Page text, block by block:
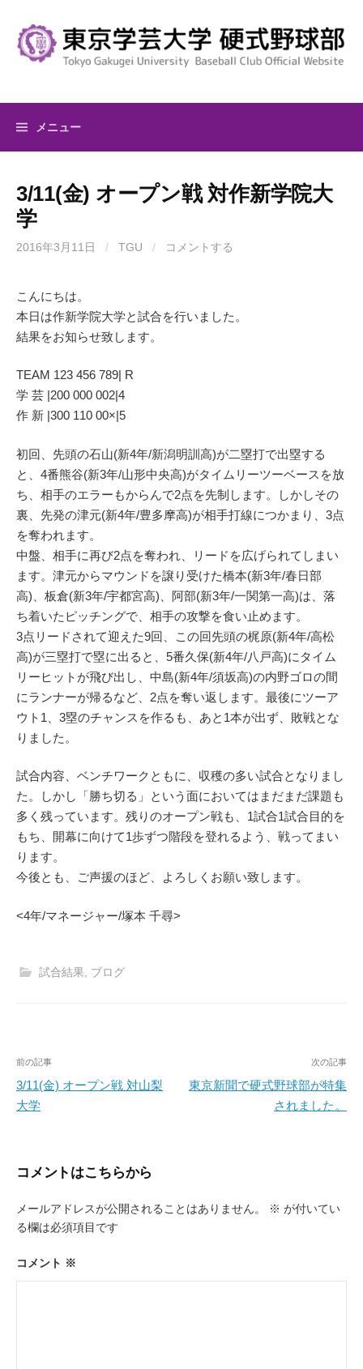
キ
メニュー
3/11(金) オープン戦 対作新学院大
学
2016年3月11日 / TGU / コメントする
こんにちは。
本日は作新学院大学と試合を行いました。
結果をお知らせ致します。
TEAM 123 456 789| R
学 芸 |200 000 002|4
作 新 |300 110 00×|5
初回、先頭の石山(新4年/新潟明訓高)が二塁打で出塁する
と、4番熊谷(新3年/山形中央高)がタイムリーツーベースを放
ち、相手のエラーもからんで2点を先制します。しかしその
裏、先発の津元(新4年/豊多摩高)が相手打線につかまり、3点
を奪われます。
中盤、相手に再び2点を奪われ、リードを広げられてしまい
ます。津元からマウンドを譲り受けた橋本(新3年/春日部
高)、板倉(新3年/宇都宮高)、阿部(新3年/一関第一高)は、落
ち着いたピッチングで、相手の攻撃を食い止めます。
3点リードされて迎えた9回、この回先頭の梶原(新4年/高松
高)が三塁打で塁に出ると、5番久保(新4年/八戸高)にタイム
リーヒットが飛び出し、中島(新4年/須坂高)の内野ゴロの間
にランナーが帰るなど、2点を奪い返します。最後にツーア
ウト1、3塁のチャンスを作るも、あと1本が出ず、敗戦とな
りました。
試合内容、ベンチワークともに、収穫の多い試合となりまし
た。しかし「勝ち切る」という面においてはまだまだ課題も
多く残っています。残りのオープン戦も、1試合1試合目的を
もち、開幕に向けて1歩ずつ階段を登れるよう、戦ってまい
ります。
今後とも、ご声援のほど、よろしくお願い致します。
<4年/マネージャー/塚本 千尋>
試合結果, ブログ
投
稿
ナ
ゲ
シ
ョ
ン
前の記事
3/11(金) オープン戦 対山梨
大学
次の記事
東京新聞で硬式野球部が特集
されました。
コメントはこちらから
メールアドレスが公開されることはありません。 ※ が付いてい
る欄は必須項目です
コメント ※